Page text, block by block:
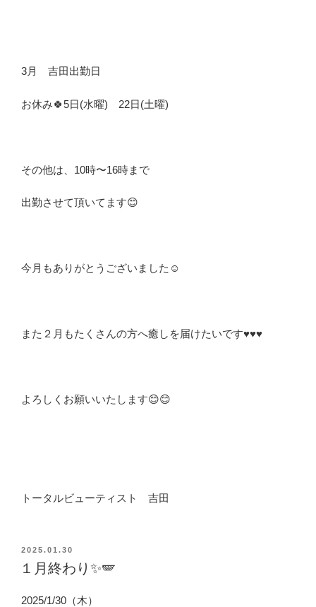
3月 吉田出勤日
お休み🍀5日(水曜) 22日(土曜)
その他は、10時〜16時まで
出勤させて頂いてます😊
今月もありがとうございました☺️
また２月もたくさんの方へ癒しを届けたいです♥️♥️♥️
よろしくお願いいたします😊😊
トータルビューティスト 吉田
投
稿
日:
2025.01.30
１月終わり✨🪽
2025/1/30（木）